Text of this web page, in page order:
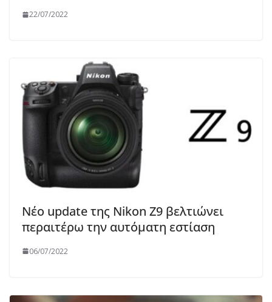
22/07/2022
Νέο update της Nikon Ζ9 βελτιώνει
περαιτέρω την αυτόματη εστίαση
06/07/2022